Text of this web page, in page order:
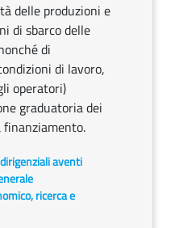
delle produzioni e
di sbarco delle
di
di lavoro,
operatori)
graduatoria dei
aventi
ricerca e